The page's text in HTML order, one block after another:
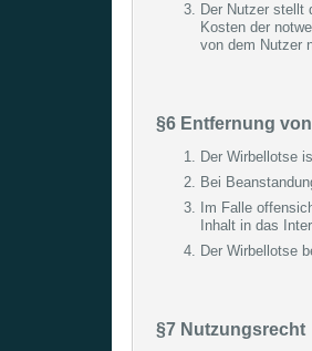
Der Nutzer stellt
Kosten der
von dem Nutzer
§6 Entfernung
Der Wirbellotse
Bei
Im Falle
Inhalt in das
Der Wirbellotse
§7 Nutzungsrecht